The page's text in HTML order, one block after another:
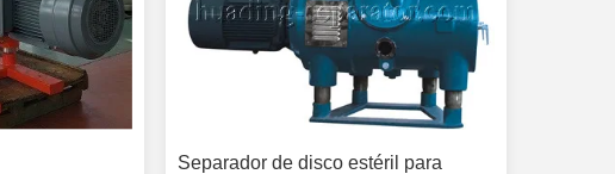
Separador de disco estéril para